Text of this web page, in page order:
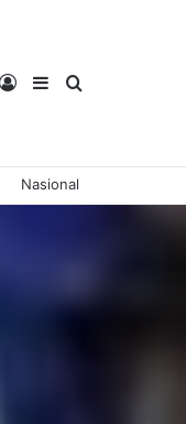
Search
Sidebar
Log
Nasional